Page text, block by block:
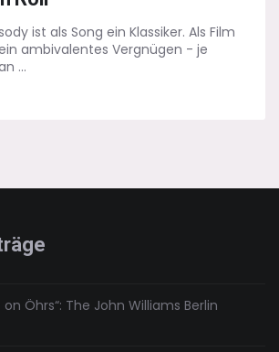
ist als Song ein Klassiker. Als Film
ambivalentes Vergnügen - je
...
Öhrs“: The John Williams Berlin